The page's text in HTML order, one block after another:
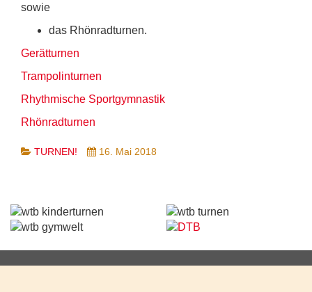
sowie
das Rhönradturnen.
Gerätturnen
Trampolinturnen
Rhythmische Sportgymnastik
Rhönradturnen
TURNEN! 16. Mai 2018